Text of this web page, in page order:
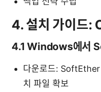
4. 설치 가이드:
4.1 Windows에서
다운로드:
치 파일 확보